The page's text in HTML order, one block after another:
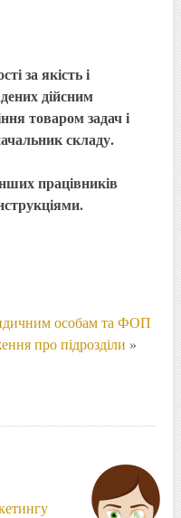
за якість і
дійсним
товаром задач і
складу.
працівників
особам та ФОП
про підрозділи »